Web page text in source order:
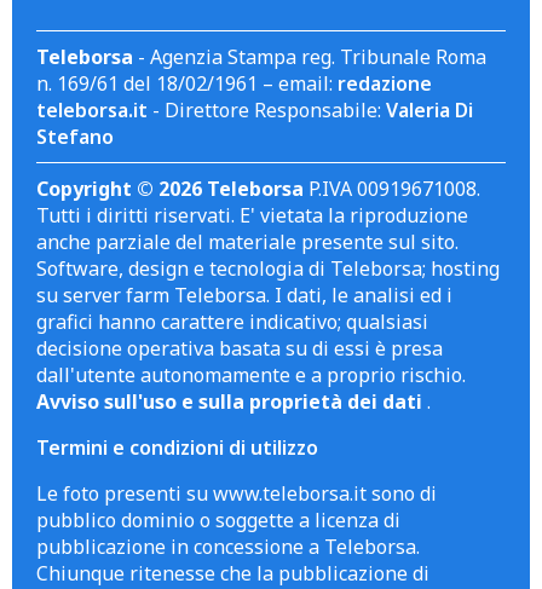
Teleborsa - Agenzia Stampa reg. Tribunale Roma
n. 169/61 del 18/02/1961 – email: redazione
teleborsa.it - Direttore Responsabile: Valeria Di
Stefano
Copyright © 2026 Teleborsa P.IVA 00919671008.
Tutti i diritti riservati. E' vietata la riproduzione
anche parziale del materiale presente sul sito.
Software, design e tecnologia di Teleborsa; hosting
su server farm Teleborsa. I dati, le analisi ed i
grafici hanno carattere indicativo; qualsiasi
decisione operativa basata su di essi è presa
dall'utente autonomamente e a proprio rischio.
Avviso sull'uso e sulla proprietà dei dati .
Termini e condizioni di utilizzo
Le foto presenti su www.teleborsa.it sono di
pubblico dominio o soggette a licenza di
pubblicazione in concessione a Teleborsa.
Chiunque ritenesse che la pubblicazione di